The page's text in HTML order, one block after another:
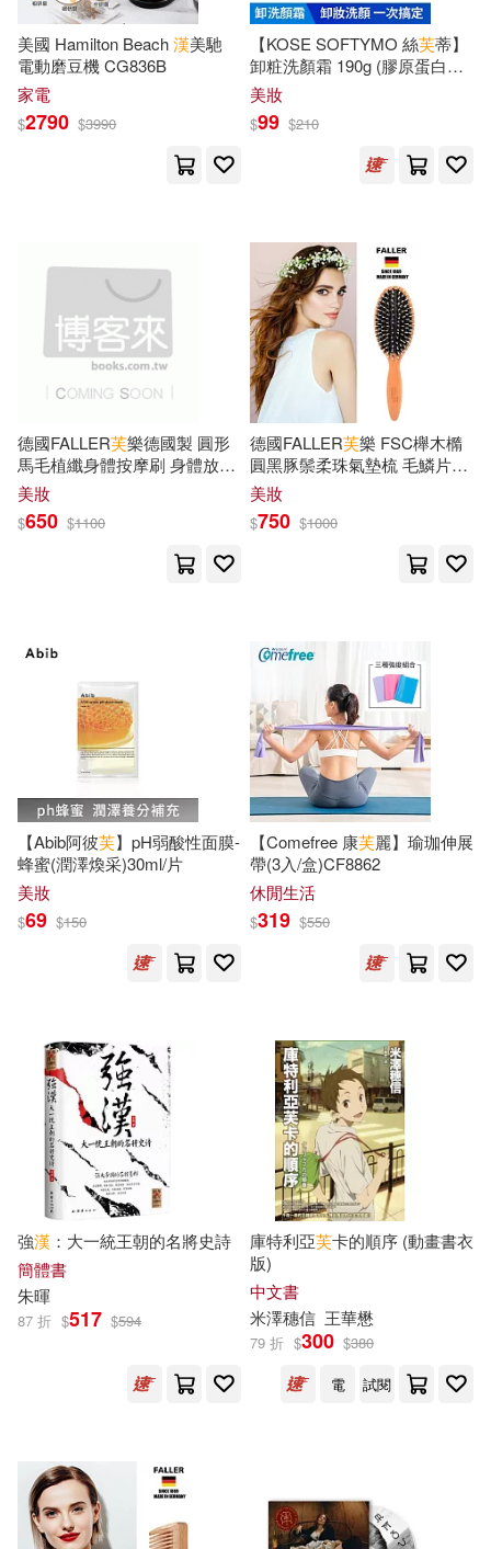
商務國際辭書編輯部(24)
朱耀輝(24) 東條仁(24)
PRESTIGE DIGITAL BOOK SERIE
上海中國航海博物館(23)
平嶋夏海(23) 廖鴻基(23)
李曉琪（主編）(23)
蓮実ｸﾚｱ(23)
鐵皮人美術(23) 高凌(23)
（丹）安徒生(23) シリ崎(22)
上海美術電影制片廠(22)
木下杏(22) 朱嘉漢(22)
楊寄洲(22) 洋洋兔(22)
竜騎士07(22)
賴世雄(22)
MAXING(21)
北方婦女兒童出版社(174)
北京師範大學出版社(170)
禾馬(164)
中國紡織出版社(163)
重慶出版社(160)
中國書籍出版社(158)
中國經濟出版社(156)
根華(154) 耕林(153)
作家出版社(152)
青海人民出版社(152)
鳳凰出版社(151)
天地出版社(150)
人民衛生出版社(148)
中國鐵道出版社(147)
暨南大學出版社(147)
漢語大詞典出版社(146)
中國水利水電出版社(145)
中央廣播電視大學出版社(144)
美國 Hamilton Beach漢美馳
電動磨豆機 CG836B
家電
$2790 $3990
【KOSE SOFTYMO 絲芙蒂】
卸粧洗顏霜 190g (膠原蛋白彈
力)
美妝
$99 $210
德國FALLER芙樂德國製 圓形
馬毛植纖身體按摩刷 身體放鬆
按摩好法寶
美妝
$650 $1100
德國FALLER芙樂 FSC櫸木橢
圓黑豚鬃柔珠氣墊梳 毛鱗片梳
理不毛躁
美妝
$750 $1000
【Abib阿彼芙】pH弱酸性面膜-
蜂蜜(潤澤煥采)30ml/片
美妝
$69 $150
【Comefree 康芙麗】瑜珈伸展
帶(3入/盒)CF8862
休閒生活
$319 $550
強漢 ：大一統王朝的名將史詩
簡體書
朱暉
87 折 $517 $594
庫特利亞芙卡的順序 (動畫書衣
版)
中文書
米澤穗信 王華懋
79 折 $300 $380
電
試閱